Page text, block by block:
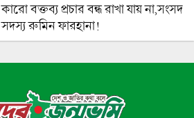
কারো বক্তব্য প্রচার বন্ধ রাখা যায় না,সংসদ
সদস্য রুমিন ফারহানা!
রোগীর দোরগোড়ায়: এমপি মিলন